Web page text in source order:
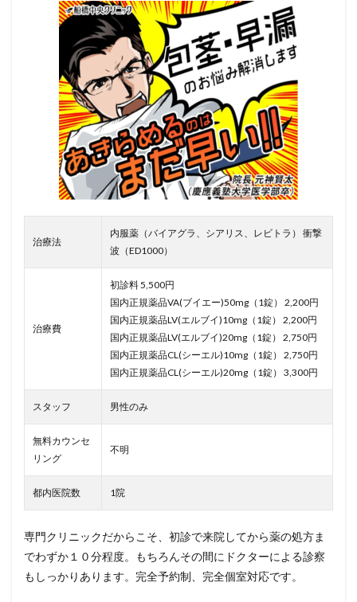
治療法
内服薬（バイアグラ、シアリス、レビトラ） 衝撃
波（ED1000）
治療費
初診料 5,500円
国内正規薬品VA(ブイエー)50mg（1錠） 2,200円
国内正規薬品LV(エルブイ)10mg（1錠） 2,200円
国内正規薬品LV(エルブイ)20mg（1錠） 2,750円
国内正規薬品CL(シーエル)10mg（1錠） 2,750円
国内正規薬品CL(シーエル)20mg（1錠） 3,300円
スタッフ 男性のみ
無料カウンセ
リング
不明
都内医院数 1院
専門クリニックだからこそ、初診で来院してから薬の処方ま
でわずか１０分程度。もちろんその間にドクターによる診察
もしっかりあります。完全予約制、完全個室対応です。